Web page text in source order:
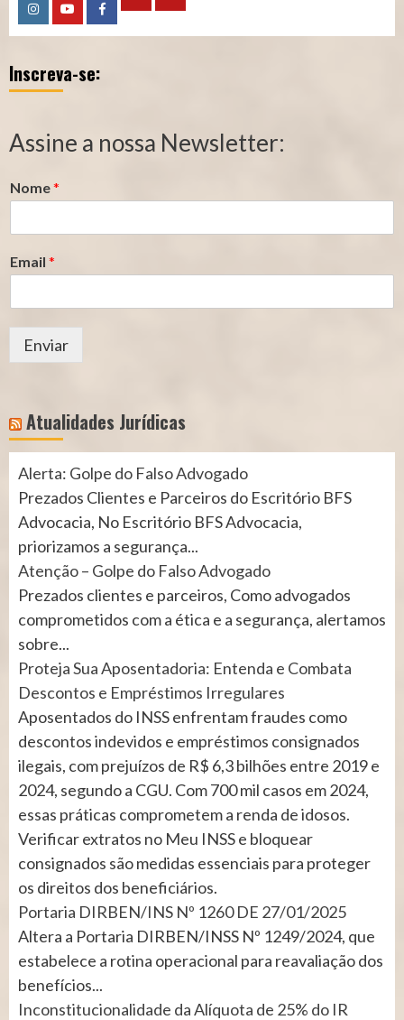
InstagramYouTubeFacebook
Calculadora
–
Segurado
Calculadora
–
Contribuição
Inscreva-se:
Assine a nossa Newsletter:
Nome*
Email *
Enviar
Atualidades Jurídicas
Alerta: Golpe do Falso Advogado
Prezados Clientes e Parceiros do Escritório BFS
Advocacia, No Escritório BFS Advocacia,
priorizamos a segurança...
Atenção – Golpe do Falso Advogado
Prezados clientes e parceiros, Como advogados
comprometidos com a ética e a segurança, alertamos
sobre...
Proteja Sua Aposentadoria: Entenda e Combata
Descontos e Empréstimos Irregulares
Aposentados do INSS enfrentam fraudes como
descontos indevidos e empréstimos consignados
ilegais, com prejuízos de R$ 6,3 bilhões entre 2019 e
2024, segundo a CGU. Com 700 mil casos em 2024,
essas práticas comprometem a renda de idosos.
Verificar extratos no Meu INSS e bloquear
consignados são medidas essenciais para proteger
os direitos dos beneficiários.
Portaria DIRBEN/INS Nº 1260 DE 27/01/2025
Altera a Portaria DIRBEN/INSS Nº 1249/2024, que
estabelece a rotina operacional para reavaliação dos
benefícios...
Inconstitucionalidade da Alíquota de 25% do IR